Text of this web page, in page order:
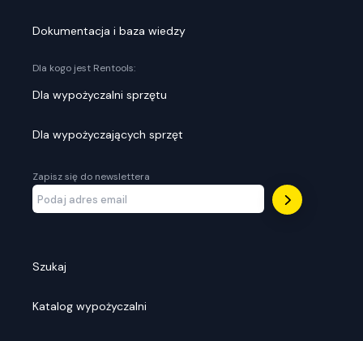
Dokumentacja i baza wiedzy
Dla kogo jest Rentools:
Dla wypożyczalni sprzętu
Dla wypożyczających sprzęt
Zapisz się do newslettera
Szukaj
Katalog wypożyczalni